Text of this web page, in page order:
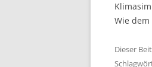
Wie
Dieser